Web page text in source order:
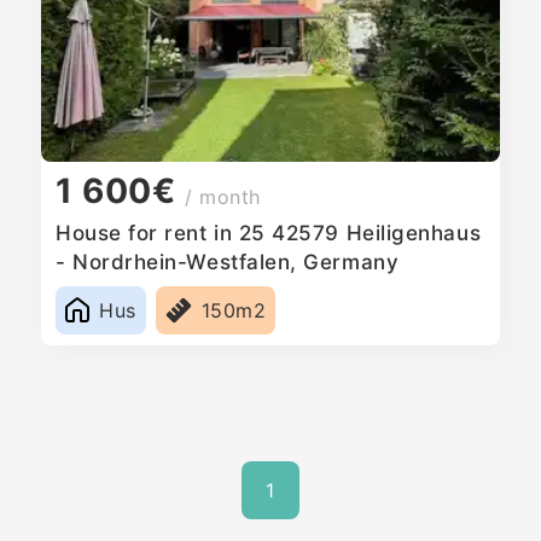
1 600€ / month
House for rent in 25 42579 Heiligenhaus
- Nordrhein-Westfalen, Germany
Hus
150m2
1